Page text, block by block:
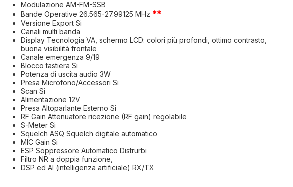
Modulazione AM-FM-SSB
Bande Operative 26.565-27.99125 MHz **
Versione Export Si
Canali multi banda
Display Tecnologia VA, schermo LCD: colori più profondi, ottimo contrasto,
buona visibilità frontale
Canale emergenza 9/19
Blocco tastiera Si
Potenza di uscita audio 3W
Presa Microfono/Accessori Si
Scan Si
Alimentazione 12V
Presa Altoparlante Esterno Si
RF Gain Attenuatore ricezione (RF gain) regolabile
S-Meter Si
Squelch ASQ Squelch digitale automatico
MIC Gain Si
ESP Soppressore Automatico Distrurbi
Filtro NR a doppia funzione,
DSP ed AI (intelligenza artificiale) RX/TX